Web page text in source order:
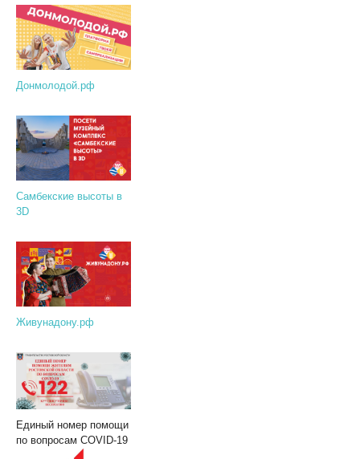
Донмолодой.рф
Самбекские высоты в
3D
Живунадону.рф
Единый номер помощи
по вопросам COVID-19